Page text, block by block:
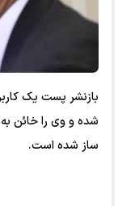
بازنشر پست یک
شده و وی را خائن
ساز شده است.